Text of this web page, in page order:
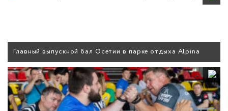
Главный выпускной бал Осетии в парке отдыха Alpina